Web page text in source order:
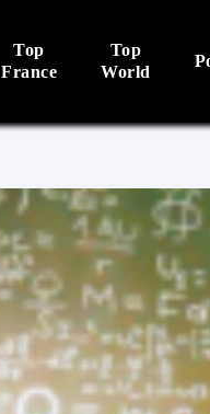
Top
France
Top
World